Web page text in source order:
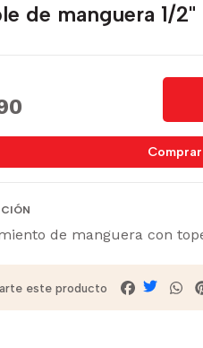
de manguera 1/2"
de manguera con
este producto